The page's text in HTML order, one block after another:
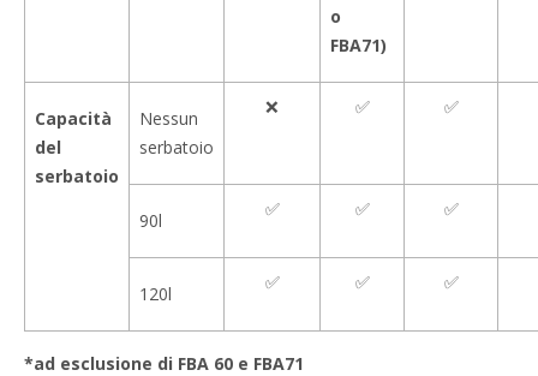
o
FBA71)
Capacità
del
serbatoio
Nessun
serbatoio
❌ ✅ ✅
90l
✅ ✅ ✅
120l
✅ ✅ ✅
*ad esclusione di FBA 60 e FBA71